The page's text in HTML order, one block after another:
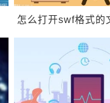
怎么打开swf格式的
文件用什么打开？